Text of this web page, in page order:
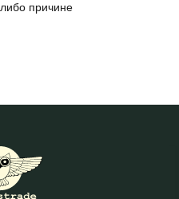
либо причине